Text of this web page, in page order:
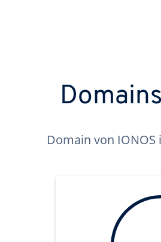
Domain von IONOS